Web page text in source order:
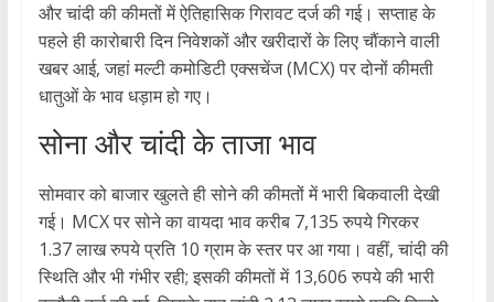
और चांदी की कीमतों में ऐतिहासिक गिरावट दर्ज की गई। सप्ताह के
पहले ही कारोबारी दिन निवेशकों और खरीदारों के लिए चौंकाने वाली
खबर आई, जहां मल्टी कमोडिटी एक्सचेंज (MCX) पर दोनों कीमती
धातुओं के भाव धड़ाम हो गए।
सोना और चांदी के ताजा भाव
सोमवार को बाजार खुलते ही सोने की कीमतों में भारी बिकवाली देखी
गई। MCX पर सोने का वायदा भाव करीब 7,135 रुपये गिरकर
1.37 लाख रुपये प्रति 10 ग्राम के स्तर पर आ गया। वहीं, चांदी की
स्थिति और भी गंभीर रही; इसकी कीमतों में 13,606 रुपये की भारी